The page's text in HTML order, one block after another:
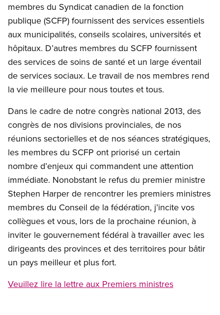
membres du Syndicat canadien de la fonction
publique (SCFP) fournissent des services essentiels
aux municipalités, conseils scolaires, universités et
hôpitaux. D’autres membres du SCFP fournissent
des services de soins de santé et un large éventail
de services sociaux. Le travail de nos membres rend
la vie meilleure pour nous toutes et tous.
Dans le cadre de notre congrès national 2013, des
congrès de nos divisions provinciales, de nos
réunions sectorielles et de nos séances stratégiques,
les membres du SCFP ont priorisé un certain
nombre d’enjeux qui commandent une attention
immédiate. Nonobstant le refus du premier ministre
Stephen Harper de rencontrer les premiers ministres
membres du Conseil de la fédération, j’incite vos
collègues et vous, lors de la prochaine réunion, à
inviter le gouvernement fédéral à travailler avec les
dirigeants des provinces et des territoires pour bâtir
un pays meilleur et plus fort‎.
Veuillez lire la lettre aux Premiers ministres